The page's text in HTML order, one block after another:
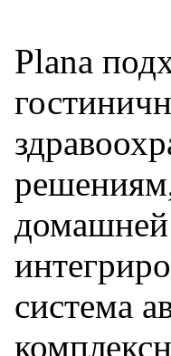
Plana
домашней
система